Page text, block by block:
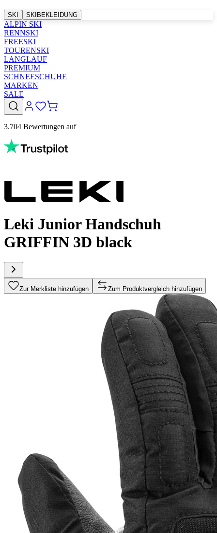
SKI SKIBEKLEIDUNG
ALPIN SKI
RENNSKI
FREESKI
TOURENSKI
LANGLAUF
PREMIUM
SCHNEESCHUHE
MARKEN
SALE
3.704 Bewertungen auf
Leki Junior Handschuh
GRIFFIN 3D black
Zur Merkliste hinzufügen Zum Produktvergleich hinzufügen